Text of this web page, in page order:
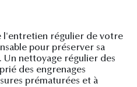
l'entretien régulier de votre
pour préserver sa
Un nettoyage régulier des
des engrenages
prématurées et à